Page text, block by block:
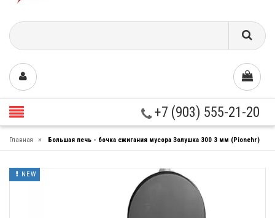
+7 (903) 555-21-20
Главная » Большая печь - бочка сжигания мусора Золушка 300 3 мм (Pionehr)
NEW